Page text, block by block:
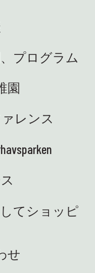
プログラム
園
レンス
てショッピ
せ